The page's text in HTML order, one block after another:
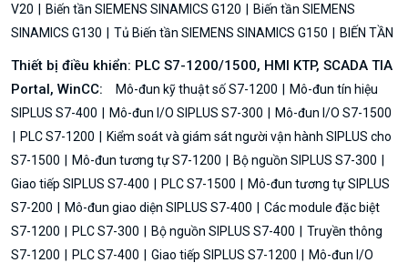
V20
Biến tần SIEMENS SINAMICS G120
Biến tần SIEMENS
SINAMICS G130
Tủ Biến tần SIEMENS SINAMICS G150 BIẾN TẦN
Thiết bị điều khiển: PLC S7-1200/1500, HMI KTP, SCADA TIA
Portal, WinCC:
Mô-đun kỹ thuật số S7-1200
Mô-đun tín hiệu
SIPLUS S7-400
Mô-đun I/O SIPLUS S7-300
Mô-đun I/O S7-1500
PLC S7-1200
Kiểm soát và giám sát người vận hành SIPLUS cho
S7-1500
Mô-đun tương tự S7-1200
Bộ nguồn SIPLUS S7-300
Giao tiếp SIPLUS S7-400
PLC S7-1500
Mô-đun tương tự SIPLUS
S7-200
Mô-đun giao diện SIPLUS S7-400
Các module đặc biệt
S7-1200
PLC S7-300 Bộ nguồn SIPLUS S7-400
Truyền thông
S7-1200
PLC S7-400 Giao tiếp SIPLUS S7-1200
Mô-đun I/O